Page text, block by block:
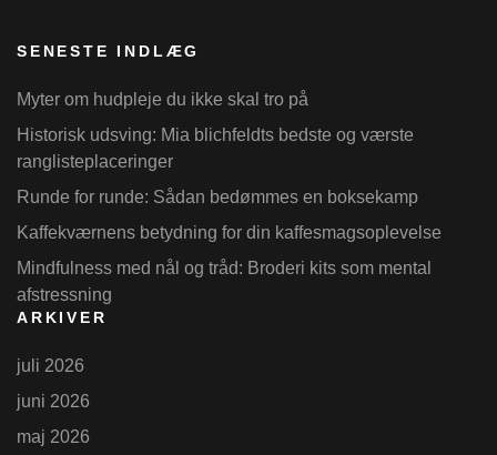
SENESTE INDLÆG
Myter om hudpleje du ikke skal tro på
Historisk udsving: Mia blichfeldts bedste og værste
ranglisteplaceringer
Runde for runde: Sådan bedømmes en boksekamp
Kaffekværnens betydning for din kaffesmagsoplevelse
Mindfulness med nål og tråd: Broderi kits som mental
afstressning
ARKIVER
juli 2026
juni 2026
maj 2026